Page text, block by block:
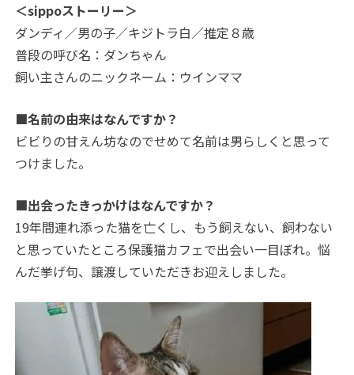
＜sippoストーリー＞
ダンディ／男の子／キジトラ白／推定８歳
普段の呼び名：ダンちゃん
飼い主さんのニックネーム：ウインママ
■名前の由来はなんですか？
ビビりの甘えん坊なのでせめて名前は男らしくと思って
つけました。
■出会ったきっかけはなんですか？
19年間連れ添った猫を亡くし、もう飼えない、飼わない
と思っていたところ保護猫カフェで出会い一目ぼれ。悩
んだ挙げ句、譲渡していただきお迎えしました。